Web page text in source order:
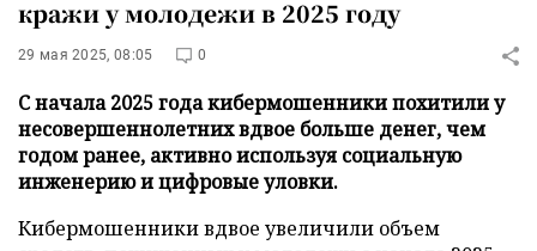
кражи у молодежи в 2025 году
29 мая 2025, 08:05 0
С начала 2025 года кибермошенники похитили у
несовершеннолетних вдвое больше денег, чем
годом ранее, активно используя социальную
инженерию и цифровые уловки.
Кибермошенники вдвое увеличили объем